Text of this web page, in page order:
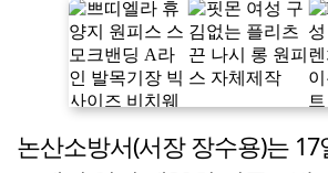
논산소방서(서장 장수용)는